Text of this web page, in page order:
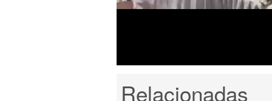
0Volume